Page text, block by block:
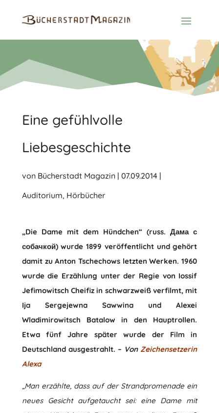
Eine gefühlvolle
Liebesgeschichte
von Bücherstadt Magazin| 07.09.2014|
Auditorium, Hörbücher
„Die Dame mit dem Hündchen“ (russ. Дама с
собачкой) wurde 1899 veröffentlicht und gehört
damit zu Anton Tschechows letzten Werken. 1960
wurde die Erzählung unter der Regie von Iossif
Jefimowitsch Cheifiz in schwarzweiß verfilmt, mit
Ija Sergejewna Sawwina und Alexei
Wladimirowitsch Batalow in den Hauptrollen.
Etwa fünf Jahre später wurde der Film in
Deutschland ausgestrahlt. – VonZeichensetzerin
Alexa
„Man erzählte, dass auf der Strandpromenade ein
neues Gesicht aufgetaucht sei: eine Dame mit